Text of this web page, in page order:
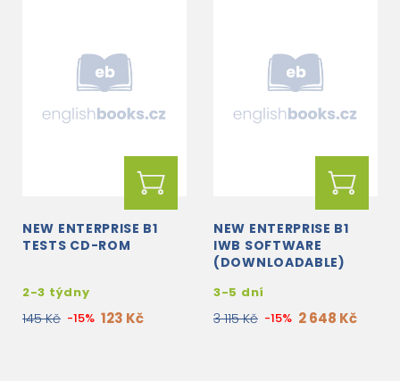
NEW ENTERPRISE B1
TESTS CD-ROM
2-3 týdny
145 Kč -15% 123 Kč
NEW ENTERPRISE B1
IWB SOFTWARE
(DOWNLOADABLE)
3-5 dní
3 115 Kč -15% 2 648 Kč